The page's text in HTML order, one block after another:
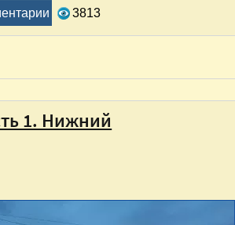
Боголюбово, Суздаль
3813
1. Нижний